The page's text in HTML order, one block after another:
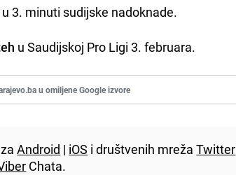
3. minuti sudijske nadoknade.
u Saudijskoj Pro Ligi 3. februara.
u omiljene Google izvore
zaAndroid | iOS i društvenih mrežaTwitter
Chata.